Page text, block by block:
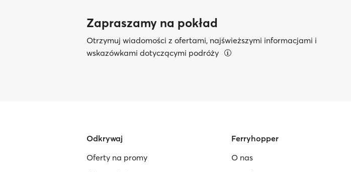
Zapraszamy na pokład
Otrzymuj wiadomości z ofertami, najświeższymi informacjami i
wskazówkami dotyczącymi podróży
Odkrywaj
Oferty na promy
Ferryhopper
O nas